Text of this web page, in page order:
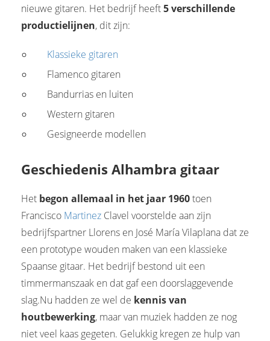
nieuwe gitaren. Het bedrijf heeft5 verschillende
productielijnen, dit zijn:
Klassieke gitaren
Flamenco gitaren
Bandurrias en luiten
Western gitaren
Gesigneerde modellen
Geschiedenis Alhambra gitaar
Het begon allemaal in het jaar 1960toen
Francisco Martinez Clavel voorstelde aan zijn
bedrijfspartner Llorens en José María Vilaplana dat ze
een prototype wouden maken van een klassieke
Spaanse gitaar. Het bedrijf bestond uit een
timmermanszaak en dat gaf een doorslaggevende
slag.Nu hadden ze wel de kennis van
houtbewerking, maar van muziek hadden ze nog
niet veel kaas gegeten. Gelukkig kregen ze hulp van